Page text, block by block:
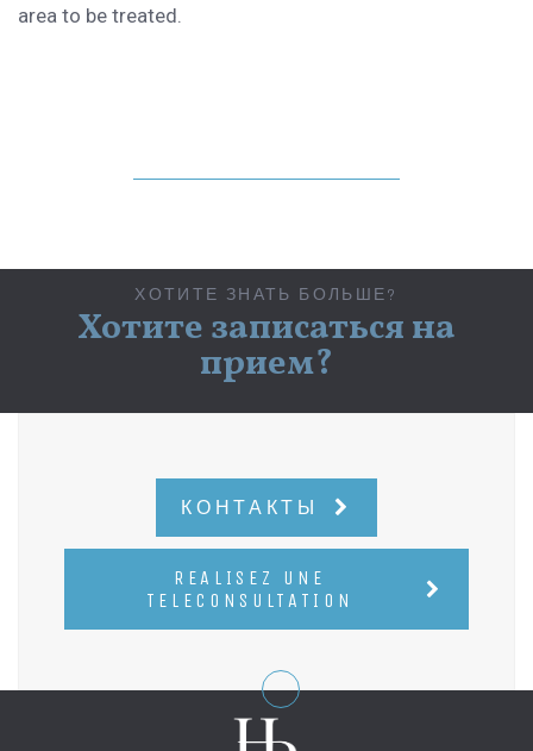
area to be treated.
ХОТИТЕ ЗНАТЬ БОЛЬШЕ?
Хотите записаться на
прием?
КОНТАКТЫ
REALISEZ UNE
TELECONSULTATION